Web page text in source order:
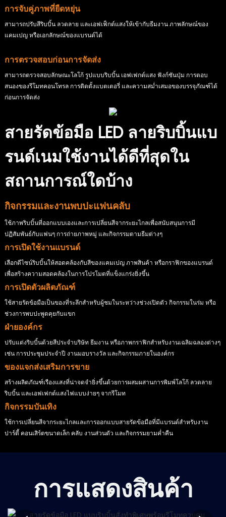
การจับคู่ภาพที่ยืดหยุ่น
สามารถปรับสีริบบิ้น ลวดลาย และเอฟเฟ็กต์แสงให้เข้ากับธีมงาน ภาพลักษณ์ของ
แคมเปญ หรือเอกลักษณ์ของแบรนด์ได้
การตรวจสอบก่อนการจัดส่ง
สามารถตรวจสอบลักษณะโลโก้ รูปแบบริบบิ้น เอฟเฟกต์แสง ฟังก์ชันปุ่ม การตอบ
สนองของรีโมทคอนโทรล การติดตั้งแบตเตอรี่ และความสม่ำเสมอของบรรจุภัณฑ์ได้
ก่อนการจัดส่ง
สายรัดข้อมือ LED ลายริบบิ้นแบ
รนด์เนมใช้งานได้ดีที่สุดใน
สถานการณ์ใดบ้าง
กิจกรรมและงานพบปะแฟนคลับ
ใช้ภาพริบบิ้นที่ออกแบบเองและการเปลี่ยนสีจากระยะไกลเพื่อสนับสนุนการมี
ปฏิสัมพันธ์กับแฟนๆ การถ่ายภาพหมู่ และกิจกรรมตามธีมต่างๆ
การเปิดใช้งานแบรนด์
เลือกดีไซน์ริบบิ้นให้สอดคล้องกับสีของแคมเปญ ภาพสินค้า หรือกราฟิกของแบรนด์
เพื่อสร้างความสอดคล้องในการโปรโมตที่แข็งแกร่งยิ่งขึ้น
การเปิดตัวผลิตภัณฑ์
ใช้สายรัดข้อมือเป็นของที่ระลึกสำหรับผู้ชมในระหว่างช่วงเปิดตัว กิจกรรมในร่ม หรือ
ช่วงการพบปะพูดคุยกับแขก
ฝ่ายองค์กร
ปรับแต่งริบบิ้นด้วยสีประจำบริษัท ธีมงาน หรือภาพกราฟิกสำหรับงานเฉลิมฉลองต่างๆ
เช่น การประชุมประจำปี งานมอบรางวัล และกิจกรรมภายในองค์กร
ของแจกส่งเสริมการขาย
สร้างผลิตภัณฑ์เรืองแสงที่น่าจดจำยิ่งขึ้นด้วยการผสมผสานการพิมพ์โลโก้ ลวดลาย
ริบบิ้น และเอฟเฟกต์แสงไฟแบบง่ายๆ จากรีโมท
กิจกรรมบันเทิง
ใช้การเปลี่ยนสีจากระยะไกลและการออกแบบสายรัดข้อมือที่มีแบรนด์สำหรับงาน
ปาร์ตี้ คอนเสิร์ตขนาดเล็ก คลับ งานส่วนตัว และกิจกรรมยามค่ำคืน
การแสดงสินค้า